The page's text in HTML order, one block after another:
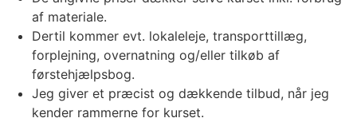
af materiale.
Dertil kommer evt. lokaleleje, transporttillæg,
forplejning, overnatning og/eller tilkøb af
førstehjælpsbog.
Jeg giver et præcist og dækkende tilbud, når jeg
kender rammerne for kurset.